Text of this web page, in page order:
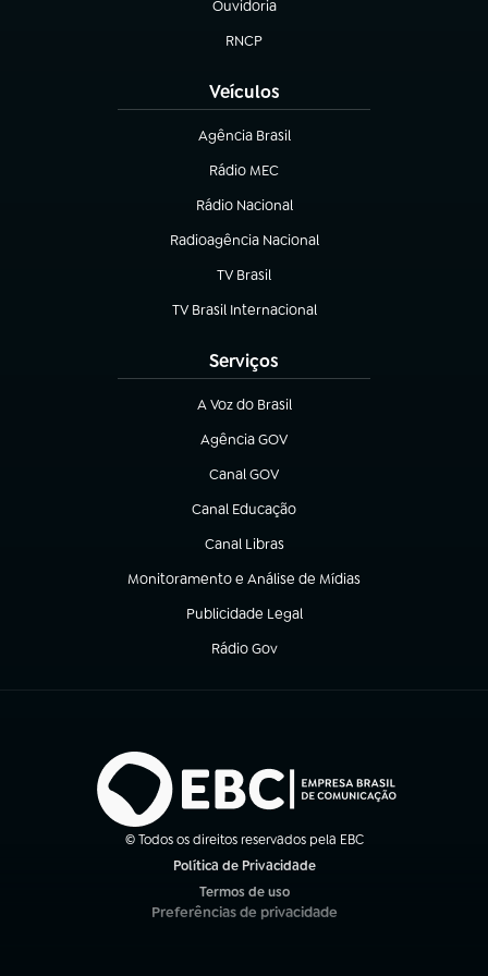
Ouvidoria
(abre em nova aba)
RNCP
(abre em nova aba)
Veículos
Agência Brasil
(abre em nova aba)
Rádio MEC
(abre em nova aba)
Rádio Nacional
Radioagência Nacional
(abre em nova aba)
TV Brasil
(abre em nova aba)
TV Brasil Internacional
(abre em nova aba)
Serviços
A Voz do Brasil
(abre em nova aba)
Agência GOV
(abre em nova aba)
Canal GOV
(abre em nova aba)
Canal Educação
(abre em nova aba)
Canal Libras
(abre em nova aba)
Monitoramento e Análise de Mídias
(abre em nova aba)
Publicidade Legal
(abre em nova aba)
Rádio Gov
(abre em nova aba)
© Todos os direitos reservados pela EBC
Política de Privacidade
Termos de uso
(abre em nova aba)
Preferências de privacidade